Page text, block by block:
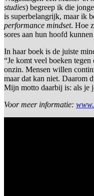
studies) begreep ik die
is superbelangrijk, maar ik
performance mindset. Hoe
sores aan hun hoofd kunnen
In haar boek is de juiste
“Je komt veel boeken tegen
onzin. Mensen willen
maar dat kan niet. Daarom
Mijn motto daarbij is: als je
Voor meer informatie: